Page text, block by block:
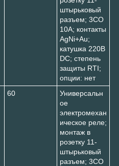
штырьковый
разъем; 3CO
10A; контакты
AgNi+Au;
катушка 220В
DC; степень
защиты RTI;
опции: нет
60
Универсальн
ое
электромехан
ическое реле;
монтаж в
розетку 11-
штырьковый
разъем; 3CO